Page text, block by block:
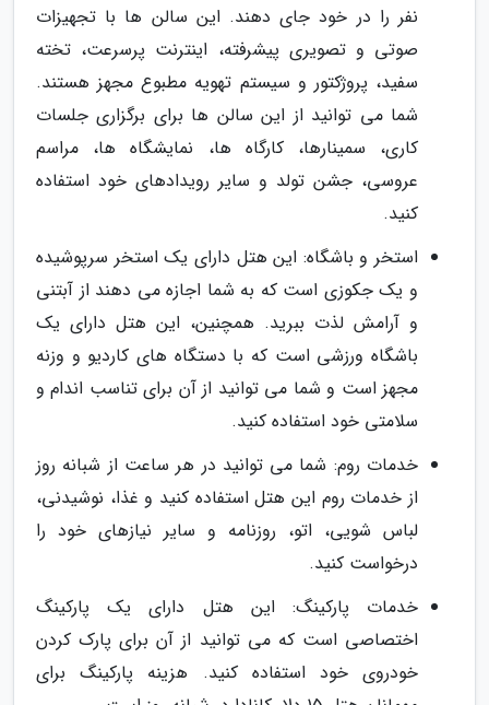
نفر را در خود جای دهند. این سالن ها با تجهیزات
صوتی و تصویری پیشرفته، اینترنت پرسرعت، تخته
سفید، پروژکتور و سیستم تهویه مطبوع مجهز هستند.
شما می توانید از این سالن ها برای برگزاری جلسات
کاری، سمینارها، کارگاه ها، نمایشگاه ها، مراسم
عروسی، جشن تولد و سایر رویدادهای خود استفاده
کنید.
استخر و باشگاه: این هتل دارای یک استخر سرپوشیده
و یک جکوزی است که به شما اجازه می دهند از آبتنی
و آرامش لذت ببرید. همچنین، این هتل دارای یک
باشگاه ورزشی است که با دستگاه های کاردیو و وزنه
مجهز است و شما می توانید از آن برای تناسب اندام و
سلامتی خود استفاده کنید.
خدمات روم: شما می توانید در هر ساعت از شبانه روز
از خدمات روم این هتل استفاده کنید و غذا، نوشیدنی،
لباس شویی، اتو، روزنامه و سایر نیازهای خود را
درخواست کنید.
خدمات پارکینگ: این هتل دارای یک پارکینگ
اختصاصی است که می توانید از آن برای پارک کردن
خودروی خود استفاده کنید. هزینه پارکینگ برای